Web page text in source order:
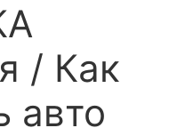
/ Как
авто